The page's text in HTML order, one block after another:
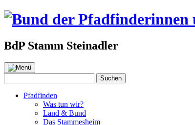
BdP Stamm Steinadler
Zum
Inhalt
springen
nach:
Suchen
Pfadfinden
Was tun wir?
Land & Bund
Das Stammesheim